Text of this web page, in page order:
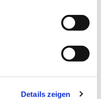
Details zeigen